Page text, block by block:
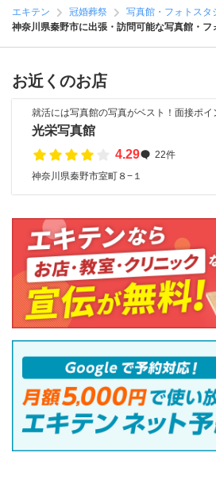
エキテン 冠婚葬祭
写真館・フォトスタ
神奈川県秦野市に出張・訪問可能な写真館・フ
お近くのお店
就活には写真館の写真がベスト！面接ポイ
光栄写真館
4.29
22件
神奈川県秦野市室町８−１